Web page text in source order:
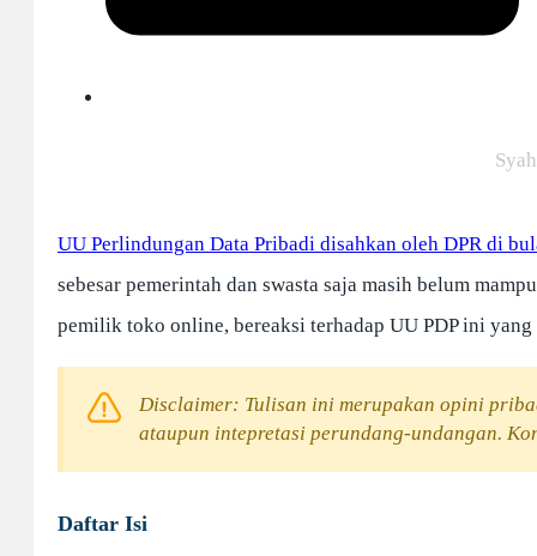
UU Perlindungan Data Pribadi disahkan oleh DPR di
sebesar pemerintah dan swasta saja masih belum
pemilik toko online, bereaksi terhadap UU PDP ini
Disclaimer: Tulisan ini merupakan opini
ataupun intepretasi perundang-undangan.
Daftar Isi